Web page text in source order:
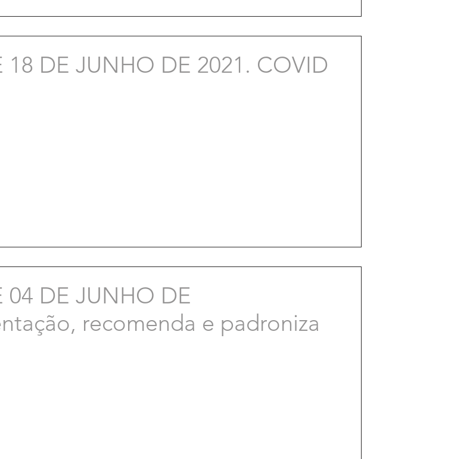
18 DE JUNHO DE 2021. COVID
04 DE JUNHO DE
recomenda e padroniza